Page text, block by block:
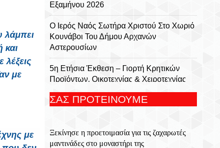
λάμπει
και
λέξεις
με
με
Εξαμήνου 2026
Ο Ιερός Ναός Σωτήρα Χριστού Στο Χωριό
Κουνάβοι Του Δήμου Αρχανών
Αστερουσίων
5η Ετήσια Έκθεση – Γιορτή Κρητικών
Προϊόντων, Οικοτεχνίας & Χειροτεχνίας
Το Αρκαλοχώρι Γιόρτασε Τον Προστάτη
Σωτήρος
ΣΑΣ ΠΡΟΤΕΙΝΟΥΜΕ
Ξεκίνησε η προετοιμασία για τις ζαχαρωτές
μαντινάδες στο μοναστήρι της